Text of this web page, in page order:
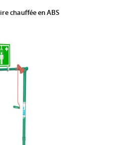
chauffée en ABS